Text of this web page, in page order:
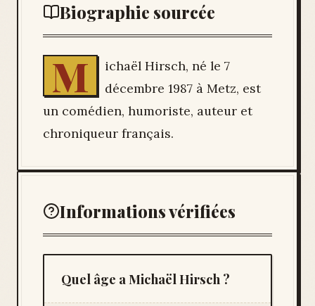
Biographie sourcée
M
ichaël Hirsch, né le 7
décembre 1987 à Metz, est
un comédien, humoriste, auteur et
chroniqueur français.
Informations vérifiées
Quel âge a Michaël Hirsch ?